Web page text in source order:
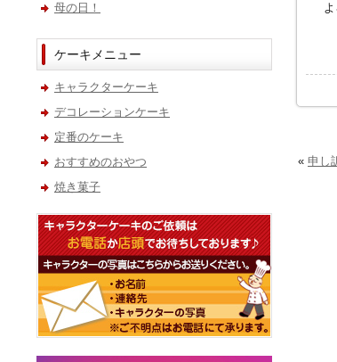
« 申し
母の日！
ケーキメニュー
キャラクターケーキ
デコレーションケーキ
定番のケーキ
おすすめのおやつ
焼き菓子